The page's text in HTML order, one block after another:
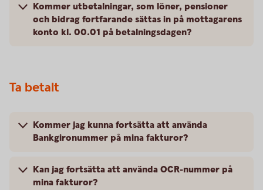
Kommer utbetalningar, som löner, pensioner
och bidrag fortfarande sättas in på mottagarens
konto kl. 00.01 på betalningsdagen?
Ta betalt
Kommer jag kunna fortsätta att använda
Bankgironummer på mina fakturor?
Kan jag fortsätta att använda OCR-nummer på
mina fakturor?